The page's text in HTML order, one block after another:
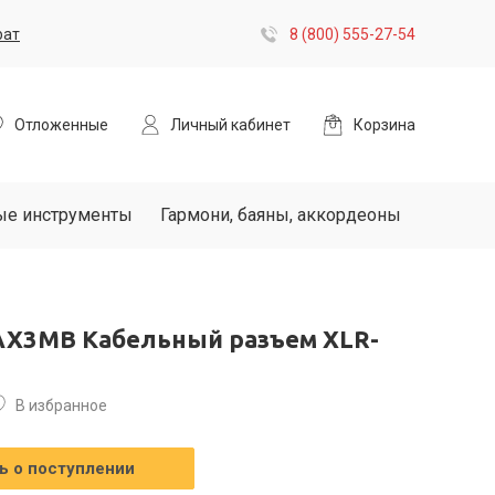
8 (800) 555-27-54
Отложенные Личный кабинет Корзина
инструменты Гармони, баяны, аккордеоны
Кабельный разъем XLR-
В избранное
о поступлении